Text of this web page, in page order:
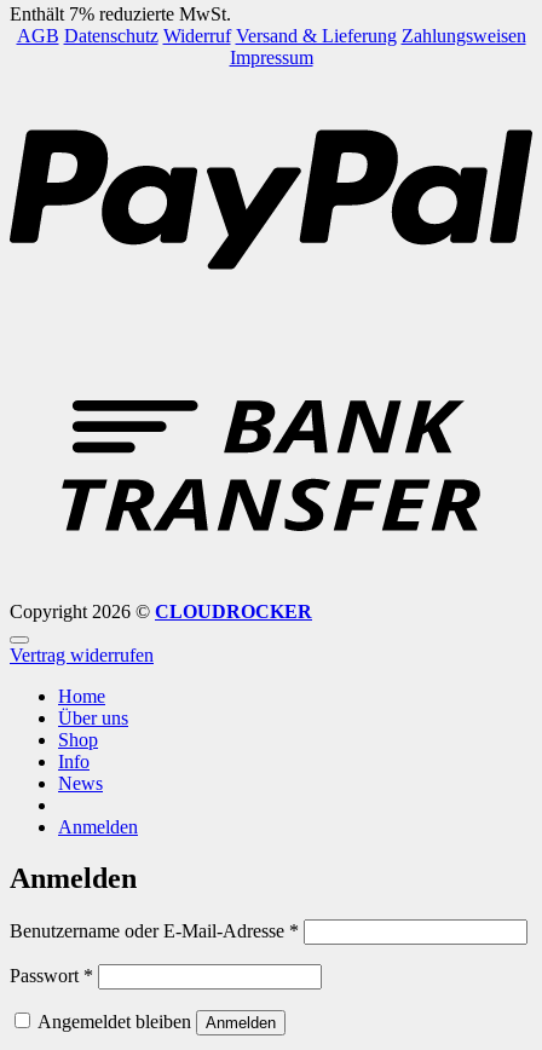
Enthält 7% reduzierte MwSt.
AGB Datenschutz Widerruf Versand & Lieferung Zahlungsweisen
Impressum
Copyright 2026 © CLOUDROCKER
Vertrag widerrufen
Home
Über uns
Shop
Info
News
Anmelden
Anmelden
Benutzername oder E-Mail-Adresse *
Passwort *
Angemeldet bleiben Anmelden